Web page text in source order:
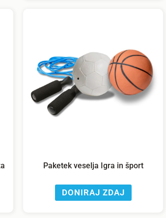
Paketek veselja Igra in šport
DONIRAJ ZDAJ